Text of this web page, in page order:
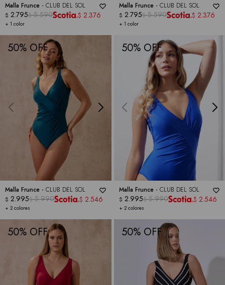
Malla Frunce - CLUB DEL SOL
+ 1 color
$ 2.795$ 5.590 $ 2.376
Malla Frunce - CLUB DEL SOL
+ 1 color
$ 2.795$ 5.590 $ 2.376
50
Malla Frunce - CLUB DEL SOL
+ 2 colores
$ 2.995$ 5.990 $ 2.546
50
Malla Frunce - CLUB DEL SOL
+ 2 colores
$ 2.995$ 5.990 $ 2.546
50 50